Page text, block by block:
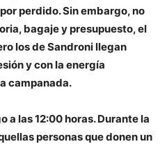
perdido. Sin embargo, no
bagaje y presupuesto, el
los de Sandroni llegan
y con la energía
campanada.
a las 12:00 horas. Durante la
personas que donen un